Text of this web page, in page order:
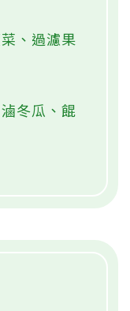
、過濾果
冬瓜、餛